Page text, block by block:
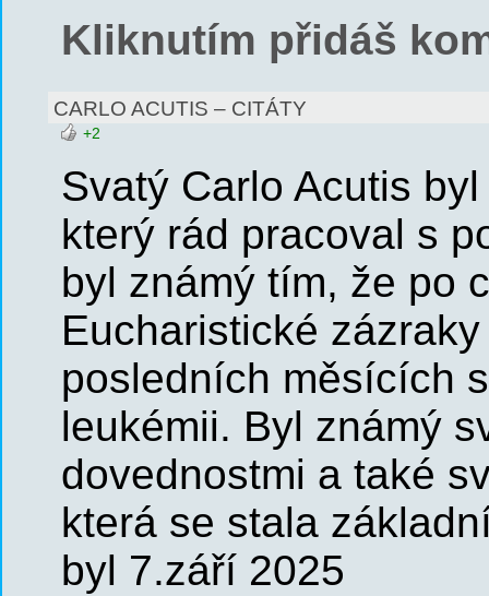
Kliknutím přidáš
CARLO ACUTIS – CITÁTY
+2
Svatý Carlo Acutis
který rád pracoval s
byl známý tím, že po
Eucharistické
posledních měsících
leukémii. Byl známý
dovednostmi a také
která se stala
byl 7.září 2025